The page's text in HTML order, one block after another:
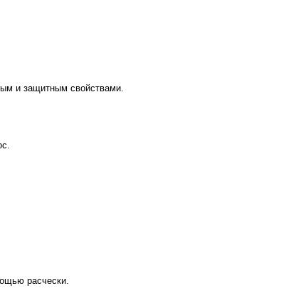
и защитным свойствами.
расчески.